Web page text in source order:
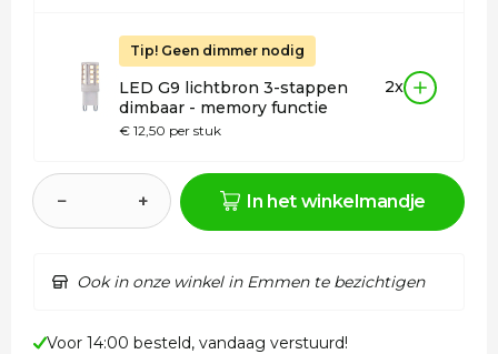
Tip! Geen dimmer nodig
LED G9 lichtbron 3-stappen
dimbaar - memory functie
€ 12,50 per stuk
2x
− + In het winkelmandje
Ook in onze winkel in Emmen te bezichtigen
Voor 14:00 besteld, vandaag verstuurd!